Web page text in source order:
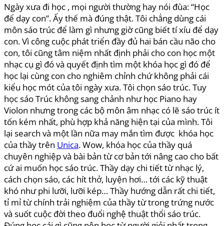
Ngày xưa đi học , mọi người thường hay nói đùa: “Học
để dạy con”. Ấy thế mà đúng thật. Tôi chẳng dùng cái
môn sáo trúc để làm gì nhưng giờ cũng biết tí xíu để dạy
con. Vì công cuộc phát triển đầy đủ hai bán cầu não cho
con, tôi cũng tâm niệm nhất định phải cho con học một
nhạc cụ gì đó và quyết định tìm một khóa học gì đó để
học lại cùng con cho nghiêm chỉnh chứ không phải cái
kiểu học mót của tôi ngày xưa. Tôi chọn sáo trúc. Tuy
học sáo Trúc không sang chảnh như học Piano hay
Violon nhưng trong các bộ môn âm nhạc có lẽ sáo trúc ít
tốn kém nhất, phù hợp khả năng hiện tại của mình. Tôi
lại search và một lần nữa may mắn tìm được khóa học
của thầy trên Unica. Wow, khóa học của thầy quá
chuyên nghiệp và bài bản từ cơ bản tới nâng cao cho bất
cứ ai muốn học sáo trúc. Thầy dạy chi tiết từ nhạc lý,
cách chọn sáo, các hít thở, luyện hơi… tới các kỹ thuật
khó như phi lưỡi, lưỡi kép… Thầy hướng dẫn rất chi tiết,
tỉ mỉ từ chính trải nghiệm của thầy từ trong trứng nước
và suốt cuộc đời theo đuổi nghệ thuật thổi sáo trúc.